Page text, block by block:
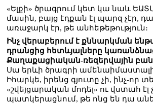
«Ելքի» ծրագրում կետ կա նաև
մասին, բայց էդքան էլ պարզ չէր,
առաջարկ էր, թե անհեթեթություն։
Ինչ վերաբերում է քննարկման
դրանցից հետևյալները
Քաղաքացիական-ռեզերվային
Սա երևի ծրագրի
Իհարկե, իրենց գյուտը չի, ինչ-որ
«շվեյցարական մոդել» ու վստահ էլ
պատկերացնում, թե ոնց են դա